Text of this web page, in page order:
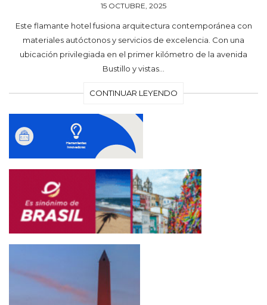
15 OCTUBRE, 2025
Este flamante hotel fusiona arquitectura contemporánea con
materiales autóctonos y servicios de excelencia. Con una
ubicación privilegiada en el primer kilómetro de la avenida
Bustillo y vistas…
CONTINUAR LEYENDO